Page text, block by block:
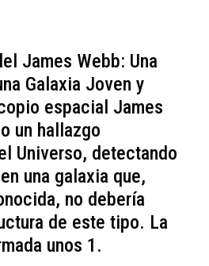
James Webb: Una
Galaxia Joven y
espacial James
un hallazgo
Universo, detectando
una galaxia que,
no debería
de este tipo. La
unos 1.